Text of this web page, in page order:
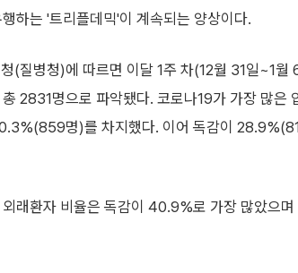
하는 '트리플데믹'이 계속되는 양상이다.
(질병청)에 따르면 이달 1주 차(12월 31일~1월
2831명으로 파악됐다. 코로나19가 가장 많은
명)를 차지했다. 이어 독감이
래환자 비율은 독감이 40.9%로 가장 많았으